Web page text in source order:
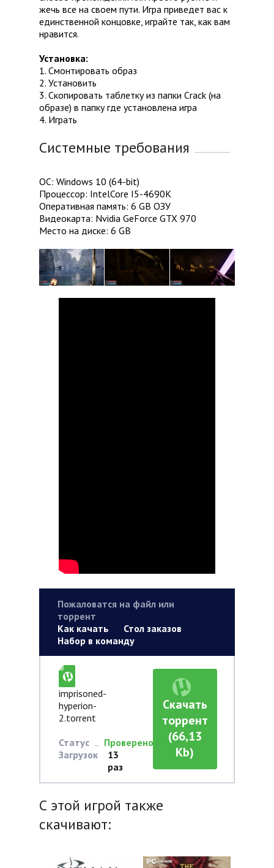
жечь все на своем пути. Игра приведет вас к
единственной концовке, играйте так, как вам
нравится.
Установка:
1. Смонтировать образ
2. Установить
3. Скопировать таблетку из папки Crack (на
образе) в папку где установлена игра
4. Играть
Системные требования
ОС: Windows 10 (64-bit)
Процессор: IntelCore I5-4690K
Оперативная память: 6 GB ОЗУ
Видеокарта: Nvidia GeForce GTX 970
Место на диске: 6 GB
Пожаловатся на файл или
торрент
Как качать
Стол заказов
Набор в команду
imprisoned-
hyperion-
2.torrent
Статус
Проверено
Загрузок
13
раз
Скачать
торрент
(66,13
Kb)
С этой игрой также
скачивают: